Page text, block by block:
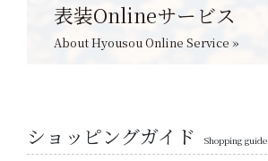
表装Onlineサービス
About Hyousou Online Service »
ショッピングガイド Shopping guide